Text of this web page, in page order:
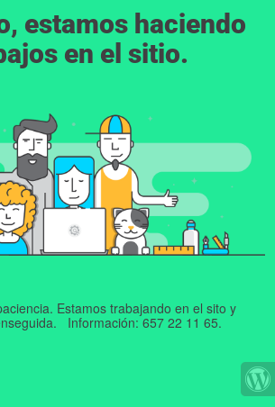
estamos haciendo
en el sitio.
Estamos trabajando en el sito y
Información: 657 22 11 65.